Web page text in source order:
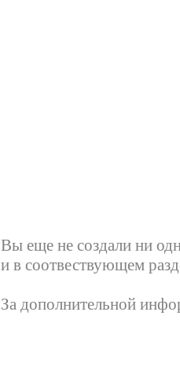
Вы еще не создали ни
и в соотвествующем
За дополнительной